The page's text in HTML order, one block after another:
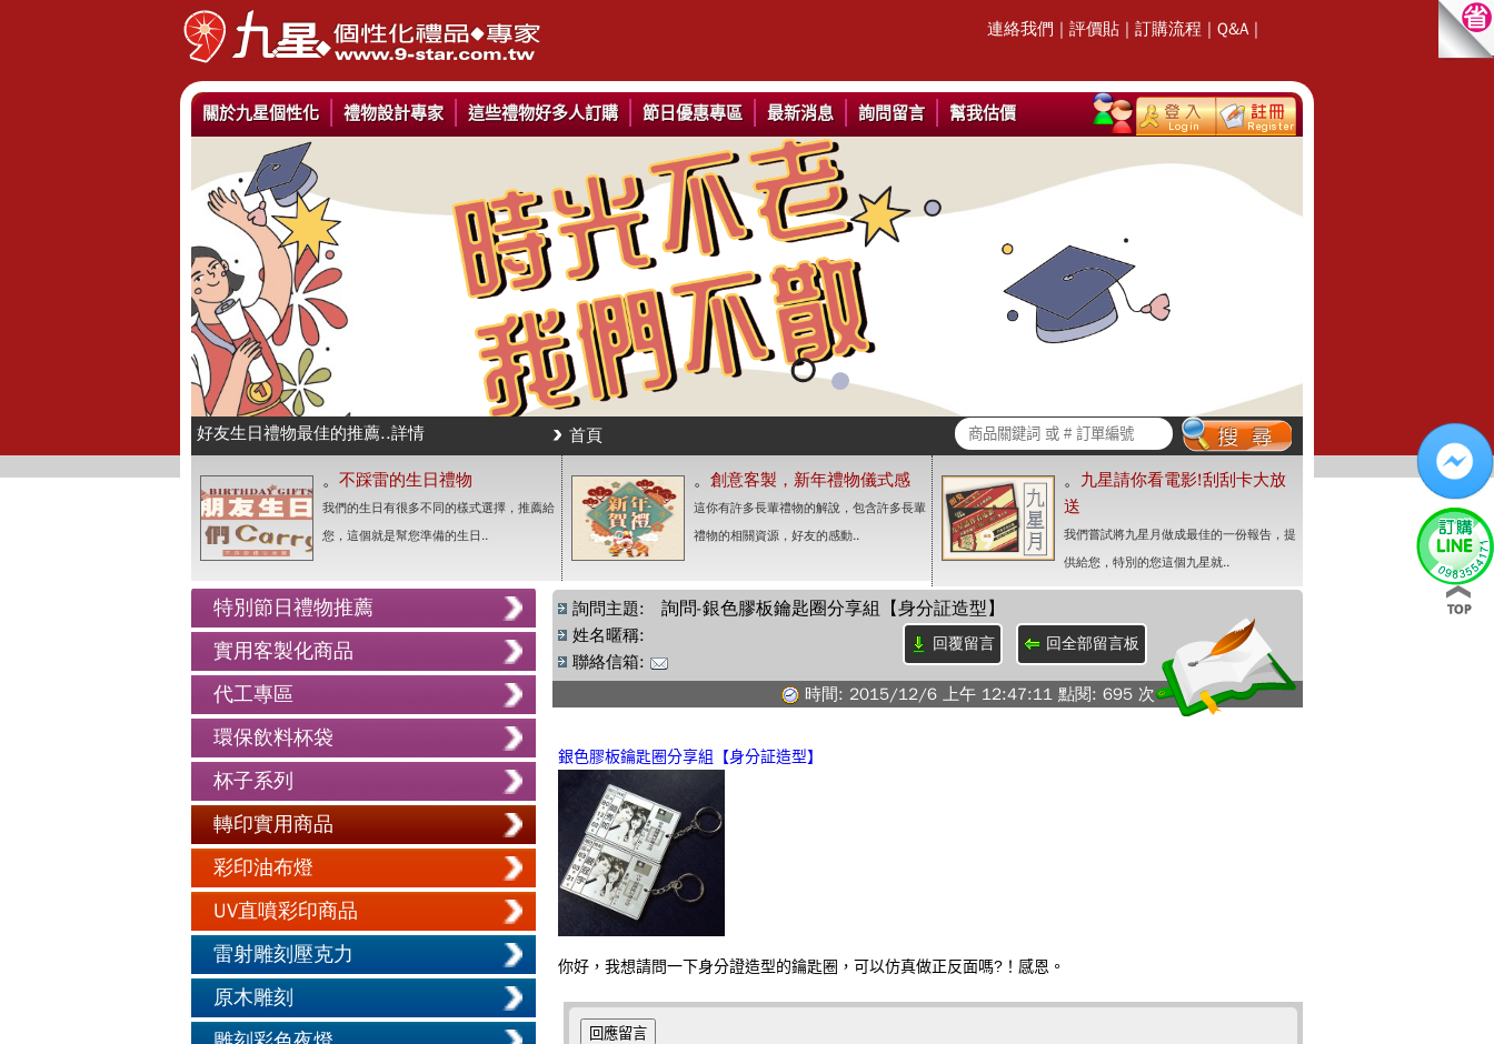
連絡我們 | 評價貼 | 訂購流程 | Q&A|
關於九星個性化 禮物設計專家 這些禮物好多人訂購 節日優惠專區 最新消息 詢問留言 幫我估價
情人抱枕我們幫你挑好了..詳情
好友生日禮物最佳的推薦..詳情
公仔娃娃製作與場景推薦..詳情
人像Q畫似顏繪圖可愛喔..詳情
老人防走失牌製作-手鍊..詳情
情人抱枕我們幫你挑好了..詳情
好友生日禮物最佳的推薦..詳情
公仔娃娃製作與場景推薦..詳情
人像Q畫似顏繪圖可愛喔..詳情
老人防走失牌製作-手鍊..詳情
首頁
。 不踩雷的生日禮物
我們的生日有很多不同的樣式選擇，推薦給
您，這個就是幫您準備的生日..
。 創意客製，新年禮物儀式感
這你有許多長輩禮物的解說，包含許多長輩
禮物的相關資源，好友的感動..
。 九星請你看電影!刮刮卡大放
送
我們嘗試將九星月做成最佳的一份報告，提
供給您，特別的您這個九星就..
特別節日禮物推薦
實用客製化商品
代工專區
環保飲料杯袋
杯子系列
轉印實用商品
彩印油布燈
UV直噴彩印商品
雷射雕刻壓克力
原木雕刻